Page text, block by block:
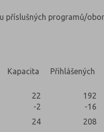
příslušných programů/
Kapacita Přihlášených
22
-2
192
-16
24 208